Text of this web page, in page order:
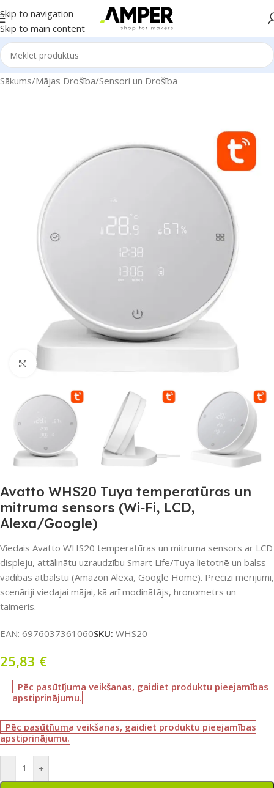
Skip to navigation
Skip to main content
Sākums/Mājas Drošība/Sensori un Drošība
Noklikšķiniet, lai palielinātu
Avatto WHS20 Tuya temperatūras un
mitruma sensors (Wi‑Fi, LCD,
Alexa/Google)
Viedais Avatto WHS20 temperatūras un mitruma sensors ar LCD
displeju, attālinātu uzraudzību Smart Life/Tuya lietotnē un balss
vadības atbalstu (Amazon Alexa, Google Home). Precīzi mērījumi,
scenāriji viedajai mājai, kā arī modinātājs, hronometrs un
taimeris.
EAN: 6976037361060SKU: WHS20
25,83 €
Pēc pasūtījuma veikšanas, gaidiet produktu pieejamības
apstiprinājumu.
Pēc pasūtījuma veikšanas, gaidiet produktu pieejamības
apstiprinājumu.
- +